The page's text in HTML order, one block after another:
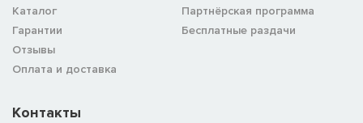
Каталог
Гарантии
Отзывы
Оплата и доставка
Партнёрская программа
Бесплатные раздачи
Контакты